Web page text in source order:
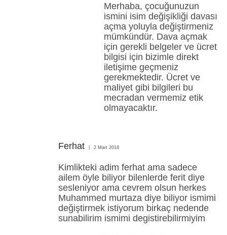
Merhaba, çocuğunuzun
ismini isim değişikliği davası
açma yoluyla değiştirmeniz
mümkündür. Dava açmak
için gerekli belgeler ve ücret
bilgisi için bizimle direkt
iletişime geçmeniz
gerekmektedir. Ücret ve
maliyet gibi bilgileri bu
mecradan vermemiz etik
olmayacaktır.
Ferhat 2 Mart 2018
Kimlikteki adim ferhat ama sadece
ailem öyle biliyor bilenlerde ferit diye
sesleniyor ama cevrem olsun herkes
Muhammed murtaza diye biliyor ismimi
değiştirmek istiyorum birkaç nedende
sunabilirim ismimi degistirebilirmiyim